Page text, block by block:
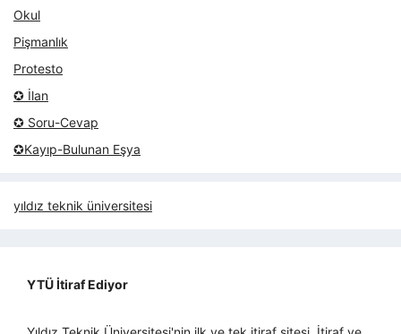
Okul
Pişmanlık
Protesto
✪ İlan
✪ Soru-Cevap
✪Kayıp-Bulunan Eşya
yıldız teknik üniversitesi
YTÜ İtiraf Ediyor